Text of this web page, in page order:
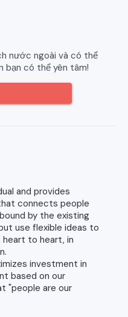
nước ngoài và có thể
bạn có thể yên tâm!
and provides
connects people
by the existing
use flexible ideas to
to heart, in
investment in
based on our
"people are our